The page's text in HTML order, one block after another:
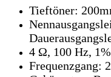
Tieftöner:
4 Ω, 100 Hz,
Frequenzgang: